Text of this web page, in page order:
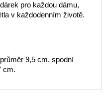
pro každou dámu,
v každodenním životě.
9,5 cm, spodní
cm.